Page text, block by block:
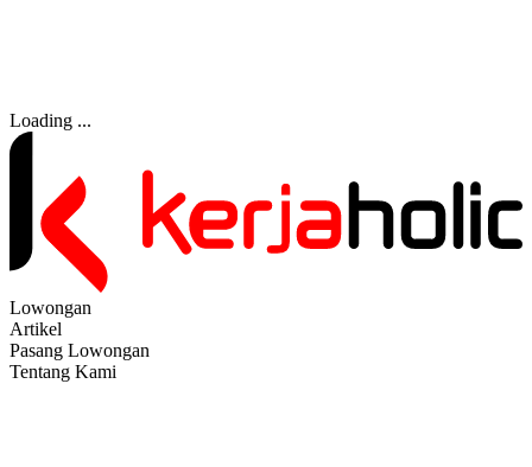
Loading ...
Lowongan
Artikel
Pasang Lowongan
Tentang Kami